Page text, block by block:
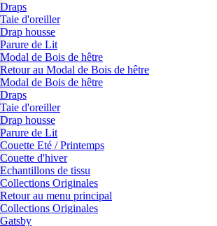
Draps
Taie d'oreiller
Drap housse
Parure de Lit
Modal de Bois de hêtre
Retour au Modal de Bois de hêtre
Modal de Bois de hêtre
Draps
Taie d'oreiller
Drap housse
Parure de Lit
Couette Eté / Printemps
Couette d'hiver
Echantillons de tissu
Collections Originales
Retour au menu principal
Collections Originales
Gatsby